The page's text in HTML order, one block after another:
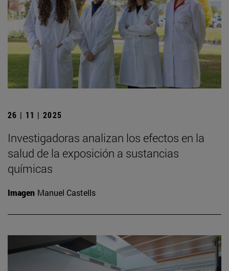
26 | 11 | 2025
Investigadoras analizan los efectos en la
salud de la exposición a sustancias
químicas
Imagen Manuel Castells